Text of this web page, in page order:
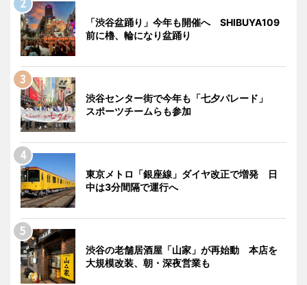
「渋谷盆踊り」今年も開催へ SHIBUYA109
前に櫓、輪になり盆踊り
渋谷センター街で今年も「七夕パレード」
スポーツチームらも参加
東京メトロ「銀座線」ダイヤ改正で増発 日
中は3分間隔で運行へ
渋谷の老舗居酒屋「山家」が再始動 本店を
大規模改装、朝・深夜営業も